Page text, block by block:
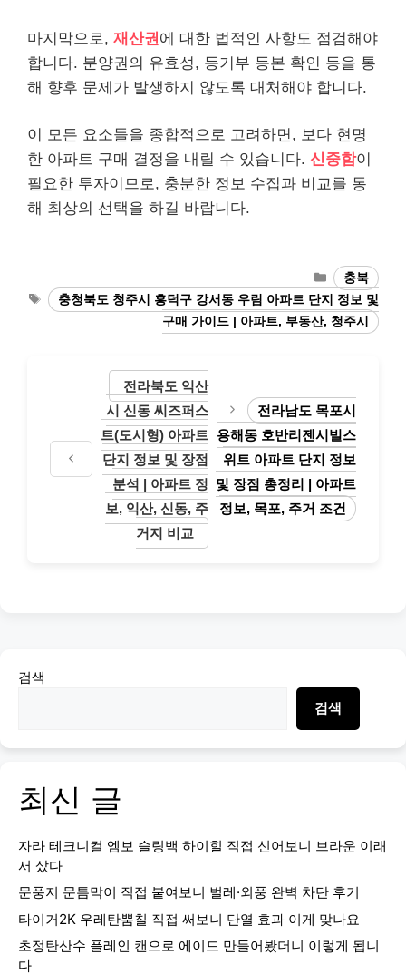
마지막으로, 재산권 에 대한 법적인 사항도 점검해야
합니다. 분양권의 유효성, 등기부 등본 확인 등을 통
해 향후 문제가 발생하지 않도록 대처해야 합니다.
이 모든 요소들을 종합적으로 고려하면, 보다 현명
한 아파트 구매 결정을 내릴 수 있습니다. 신중함이
필요한 투자이므로, 충분한 정보 수집과 비교를 통
해 최상의 선택을 하길 바랍니다.
Categories
충북
Tags충청북도 청주시 흥덕구 강서동 우림 아파트 단지 정보 및
구매 가이드 | 아파트, 부동산, 청주시
전라북도 익산
시 신동 씨즈퍼스
트(도시형) 아파트
단지 정보 및 장점
분석 | 아파트 정
보, 익산, 신동, 주
거지 비교
전라남도 목포시
용해동 호반리젠시빌스
위트 아파트 단지 정보
및 장점 총정리 | 아파트
정보, 목포, 주거 조건
검색
검색
최신 글
자라 테크니컬 엠보 슬링백 하이힐 직접 신어보니 브라운 이래
서 샀다
문풍지 문틈막이 직접 붙여보니 벌레·외풍 완벽 차단 후기
타이거2K 우레탄뿜칠 직접 써보니 단열 효과 이게 맞나요
초정탄산수 플레인 캔으로 에이드 만들어봤더니 이렇게 됩니
다